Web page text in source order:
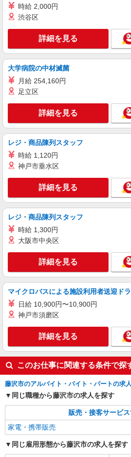
【試用期間】月給
藤沢市 辻堂神台1丁
キープ
正社員
ソフトバンク湘南ライフタウン店
ソフトバンクショッ
月給 233,500円
11,000円 〜 11,000円
は時間外労働の有無
して支給し、相当時間
定どおり追加で支給
※経験・能力による 【試用期間】月給 221000 円
〜 336000 円
■ソフトバンク湘
藤沢市 石川1丁目 2‐4
キープ
派遣社員
株式会社日本パーソナルビジネス 首都圏
≪携帯販売｜ドコモ
時給1530円 ◆交通
キープ
株式会社日本パーソナルビジネス 首都
≪携帯販売｜大型ス
クコーナー≫
時給1500円 ◆交通
神奈川県藤沢市遠藤
キープ
時給 2,000円
渋谷区
詳細を見る
大学病院の中材滅菌
月給 254,160円
足立区
詳細を見る
レジ・商品陳列スタッフ
時給 1,120円
神戸市垂水区
詳細を見る
レジ・商品陳列スタッフ
時給 1,300円
大阪市中央区
詳細を見る
マイクロバスによる施設利用者送迎ド
日給 10,900円〜10,900円
神戸市須磨区
詳細を見る
このお仕事に関連する条件で探
藤沢市のアルバイト・バイト・パートの求
同じ職種から藤沢市の求人を探す
販売・接客サービ
家電・携帯販売
同じ雇用形態から藤沢市の求人を探す